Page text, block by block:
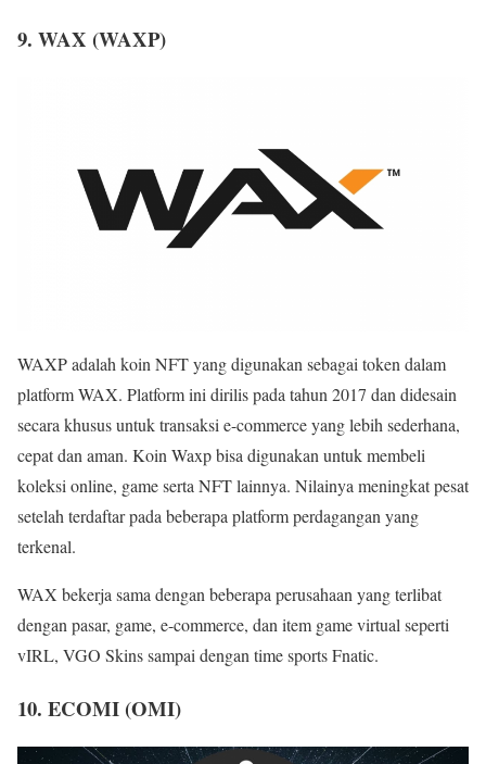
9. WAX (WAXP)
WAXP adalah koin NFT yang digunakan sebagai token dalam
platform WAX. Platform ini dirilis pada tahun 2017 dan didesain
secara khusus untuk transaksi e-commerce yang lebih sederhana,
cepat dan aman. Koin Waxp bisa digunakan untuk membeli
koleksi online, game serta NFT lainnya. Nilainya meningkat pesat
setelah terdaftar pada beberapa platform perdagangan yang
terkenal.
WAX bekerja sama dengan beberapa perusahaan yang terlibat
dengan pasar, game, e-commerce, dan item game virtual seperti
vIRL, VGO Skins sampai dengan time sports Fnatic.
10. ECOMI (OMI)